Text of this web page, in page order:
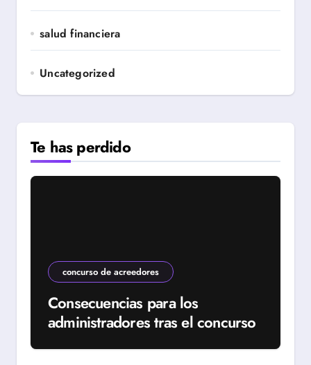
salud financiera
Uncategorized
Te has perdido
concurso de acreedores
Consecuencias para los
administradores tras el concurso